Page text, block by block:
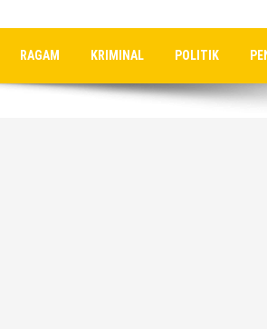
RAGAM KRIMINAL POLITIK